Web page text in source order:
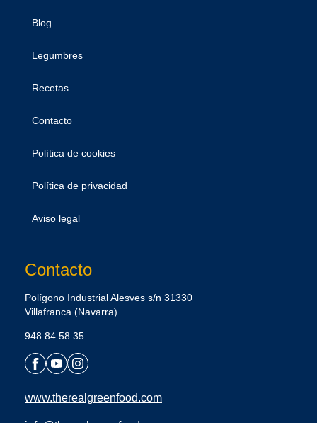
Blog
Legumbres
Recetas
Contacto
Política de cookies
Política de privacidad
Aviso legal
Contacto
Polígono Industrial Alesves s/n 31330
Villafranca (Navarra)
948 84 58 35
www.therealgreenfood.com